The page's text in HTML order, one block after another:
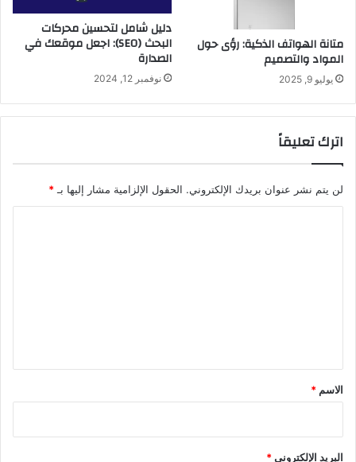
متانة الهواتف الذكية: رؤى حول
المواد والتصميم
يوليو 9, 2025
دليل شامل لتحسين محركات
البحث (SEO): اجعل موقعك في
الصدارة
نوفمبر 12, 2024
اترك تعليقاً
لن يتم نشر عنوان بريدك الإلكتروني. الحقول الإلزامية مشار إليها بـ*
*
الاسم *
البريد الإلكتروني*